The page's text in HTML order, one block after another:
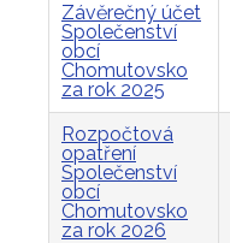
Závěrečný účet
Společenství
obcí
Chomutovsko
za rok 2025
Rozpočtová
opatření
Společenství
obcí
Chomutovsko
za rok 2026